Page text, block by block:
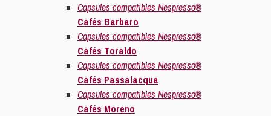
Capsules compatibles Nespresso®
Cafés Barbaro
Capsules compatibles Nespresso®
Cafés Toraldo
Capsules compatibles Nespresso®
Cafés Passalacqua
Capsules compatibles Nespresso®
Cafés Moreno